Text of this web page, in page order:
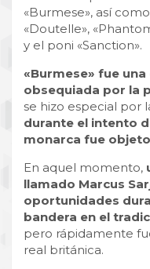
«Burmese», así
«Doutelle»,
y el poni «Sanction».
«Burmese» fue
obsequiada por la
se hizo especial por
durante el intento
monarca fue objeto
En aquel momento,
llamado Marcus
oportunidades
bandera en el
pero rápidamente
real británica.